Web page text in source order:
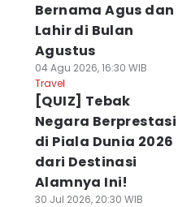
Bernama Agus dan
Lahir di Bulan
Agustus
04 Agu 2026, 16:30 WIB
Travel
[QUIZ] Tebak
Negara Berprestasi
di Piala Dunia 2026
dari Destinasi
Alamnya Ini!
30 Jul 2026, 20:30 WIB